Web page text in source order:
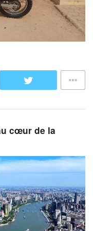
cœur de la